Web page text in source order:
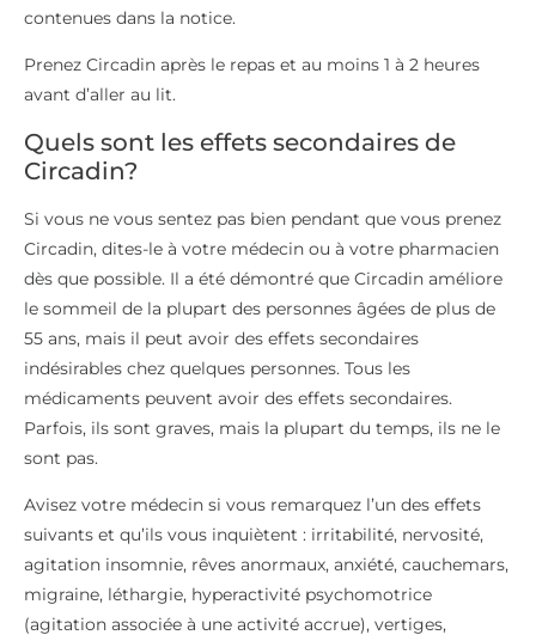
contenues dans la notice.
Prenez Circadin après le repas et au moins 1 à 2 heures
avant d’aller au lit.
Quels sont les effets secondaires de
Circadin?
Si vous ne vous sentez pas bien pendant que vous prenez
Circadin, dites-le à votre médecin ou à votre pharmacien
dès que possible. Il a été démontré que Circadin améliore
le sommeil de la plupart des personnes âgées de plus de
55 ans, mais il peut avoir des effets secondaires
indésirables chez quelques personnes. Tous les
médicaments peuvent avoir des effets secondaires.
Parfois, ils sont graves, mais la plupart du temps, ils ne le
sont pas.
Avisez votre médecin si vous remarquez l’un des effets
suivants et qu’ils vous inquiètent : irritabilité, nervosité,
agitation insomnie, rêves anormaux, anxiété, cauchemars,
migraine, léthargie, hyperactivité psychomotrice
(agitation associée à une activité accrue), vertiges,